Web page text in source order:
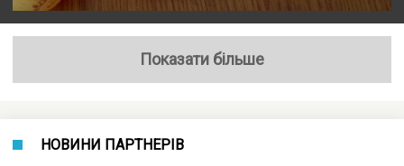
Показати більше
НОВИНИ ПАРТНЕРІВ